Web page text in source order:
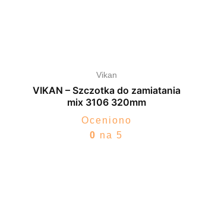
Vikan
VIKAN – Szczotka do zamiatania
mix 3106 320mm
Oceniono
0 na 5